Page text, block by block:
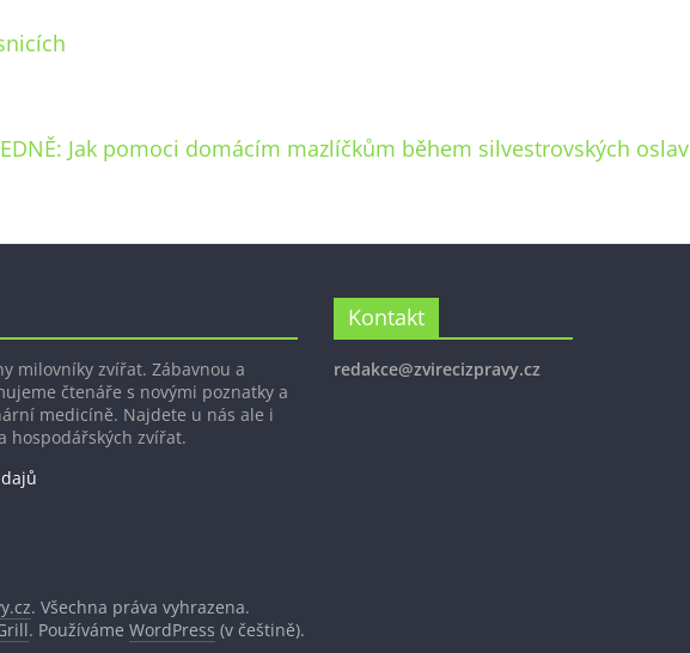
Jak pomoci domácím mazlíčkům během silvestrovských oslav
milovníky zvířat. Zábavnou a
čtenáře s novými poznatky a
medicíně. Najdete u nás ale i
hospodářských zvířat.
Kontakt
redakce@zvirecizpravy.cz
. Všechna práva vyhrazena.
. Používáme WordPress (v češtině).